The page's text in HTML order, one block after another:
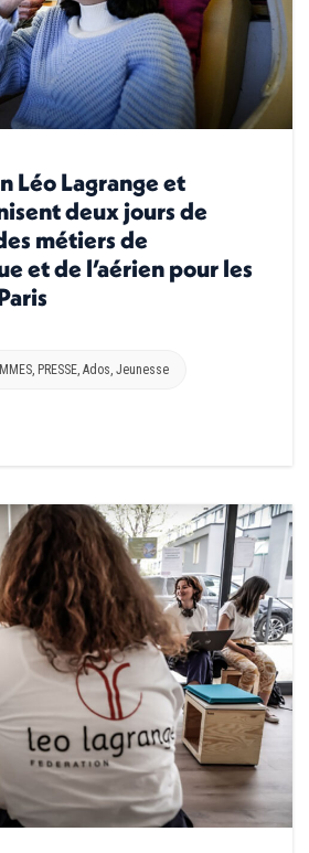
Léo Lagrange et
deux jours de
métiers de
et de l’aérien pour les
PRESSE Ados Jeunesse